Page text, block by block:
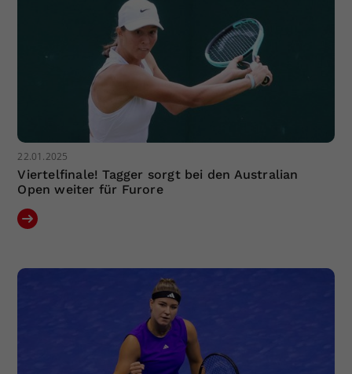
22.01.2025
Viertelfinale! Tagger sorgt bei den Australian
Open weiter für Furore